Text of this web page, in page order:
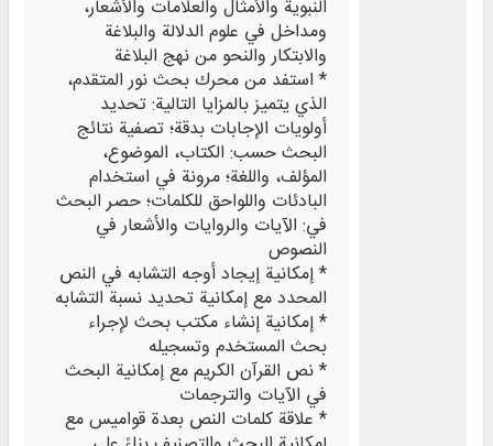
النبوية والأمثال والعلامات والأشعار،
ومداخل في علوم الدلالة والبلاغة
والابتكار والنحو من نهج البلاغة
* استفد من محرك بحث نور المتقدم،
الذي يتميز بالمزايا التالية: تحديد
أولويات الإجابات بدقة؛ تصفية نتائج
البحث حسب: الكتاب، الموضوع،
المؤلف، واللغة؛ مرونة في استخدام
البادئات واللواحق للكلمات؛ حصر البحث
في: الآيات والروايات والأشعار في
النصوص
* إمكانية إيجاد أوجه التشابه في النص
المحدد مع إمكانية تحديد نسبة التشابه
* إمكانية إنشاء مكتب بحث لإجراء
بحث المستخدم وتسجيله
* نص القرآن الكريم مع إمكانية البحث
في الآيات والترجمات
* علاقة كلمات النص بعدة قواميس مع